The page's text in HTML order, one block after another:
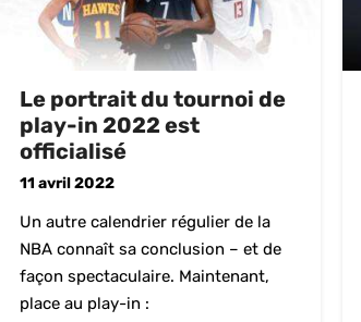
Le portrait du tournoi de
play-in 2022 est
officialisé
11 avril 2022
Un autre calendrier régulier de la
NBA connaît sa conclusion – et de
façon spectaculaire. Maintenant,
place au play-in :